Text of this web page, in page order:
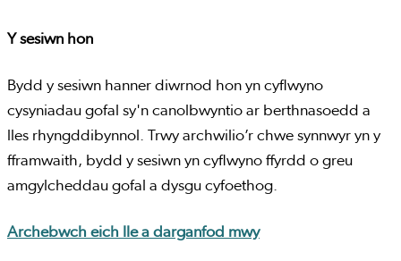
Y sesiwn hon
Bydd y sesiwn hanner diwrnod hon yn cyflwyno
cysyniadau gofal sy'n canolbwyntio ar berthnasoedd a
lles rhyngddibynnol. Trwy archwilio’r chwe synnwyr yn y
fframwaith, bydd y sesiwn yn cyflwyno ffyrdd o greu
amgylcheddau gofal a dysgu cyfoethog.
Archebwch eich lle a darganfod mwy